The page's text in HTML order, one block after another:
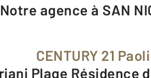
Notre agence à SAN
CENTURY 21